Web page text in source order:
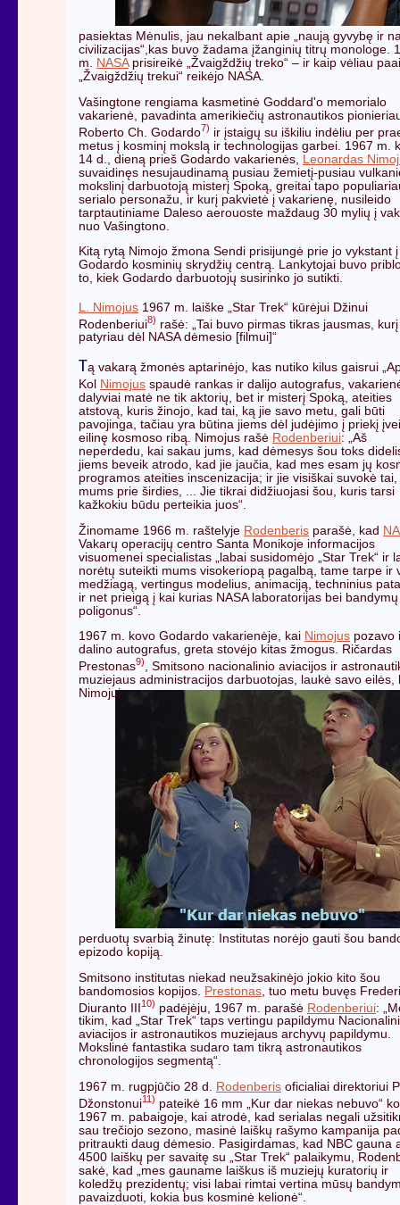
pasiektas Mėnulis, jau nekalbant apie „naują gyvybę ir
civilizacijas“,kas buvo žadama įžanginių titrų monologe.
m. NASAprisireikė „Žvaigždžių treko“ – ir kaip vėliau
„Žvaigždžių trekui“ reikėjo NASA.
Vašingtone rengiama kasmetinė Goddard'o memorialo
vakarienė, pavadinta amerikiečių astronautikos
Roberto Ch. Godardo7) ir įstaigų su iškiliu indėliu per
metus į kosminį mokslą ir technologijas garbei. 1967 m.
14 d., dieną prieš Godardo vakarienės, Leonardas
suvaidinęs nesujaudinamą pusiau žemietį-pusiau
mokslinį darbuotoją misterį Spoką, greitai tapo
serialo personažu, ir kurį pakvietė į vakarienę, nusileido
tarptautiniame Daleso aerouoste maždaug 30 mylių į
nuo Vašingtono.
Kitą rytą Nimojo žmona Sendi prisijungė prie jo vykstant į
Godardo kosminių skrydžių centrą. Lankytojai buvo
to, kiek Godardo darbuotojų susirinko jo sutikti.
L. Nimojus 1967 m. laiške „Star Trek“ kūrėjui Džinui
Rodenberiui8) rašė: „Tai buvo pirmas tikras jausmas, kurį
patyriau dėl NASA dėmesio [filmui]“
Tą vakarą žmonės aptarinėjo, kas nutiko kilus gaisrui
Kol Nimojus spaudė rankas ir dalijo autografus,
dalyviai matė ne tik aktorių, bet ir misterį Spoką, ateities
atstovą, kuris žinojo, kad tai, ką jie savo metu, gali būti
pavojinga, tačiau yra būtina jiems dėl judėjimo į priekį
eilinę kosmoso ribą. Nimojus rašė Rodenberiui: „Aš
neperdedu, kai sakau jums, kad dėmesys šou toks
jiems beveik atrodo, kad jie jaučia, kad mes esam jų
programos ateities inscenizacija; ir jie visiškai suvokė tai,
mums prie širdies, ... Jie tikrai didžiuojasi šou, kuris tarsi
kažkokiu būdu perteikia juos“.
Žinomame 1966 m. raštelyje Rodenberis parašė, kad
Vakarų operacijų centro Santa Monikoje informacijos
visuomenei specialistas „labai susidomėjo „Star Trek“ ir
norėtų suteikti mums visokeriopą pagalbą, tame tarpe ir
medžiagą, vertingus modelius, animaciją, techninius
ir net prieigą į kai kurias NASA laboratorijas bei bandymų
poligonus“.
1967 m. kovo Godardo vakarienėje, kai Nimojus pozavo
dalino autografus, greta stovėjo kitas žmogus. Ričardas
Prestonas9), Smitsono nacionalinio aviacijos ir
muziejaus administracijos darbuotojas, laukė savo eilės,
Nimojui
perduotų svarbią žinutę: Institutas norėjo gauti šou
epizodo kopiją.
Smitsono institutas niekad neužsakinėjo jokio kito šou
bandomosios kopijos.
Prestonas , tuo metu buvęs
Diuranto III10) padėjėju, 1967 m. parašė Rodenberiui:
tikim, kad „Star Trek“ taps vertingu papildymu
aviacijos ir astronautikos muziejaus archyvų papildymu.
Mokslinė fantastika sudaro tam tikrą astronautikos
chronologijos segmentą“.
1967 m. rugpjūčio 28 d. Rodenberis oficialiai direktoriui
Džonstonui11) pateikė 16 mm „Kur dar niekas nebuvo“
1967 m. pabaigoje, kai atrodė, kad serialas negali
sau trečiojo sezono, masinė laiškų rašymo kampanija
pritraukti daug dėmesio. Pasigirdamas, kad NBC gauna
4500 laiškų per savaitę su „Star Trek“ palaikymu,
sakė, kad „mes gauname laiškus iš muziejų kuratorių ir
koledžų prezidentų; visi labai rimtai vertina mūsų
pavaizduoti, kokia bus kosminė kelionė“.